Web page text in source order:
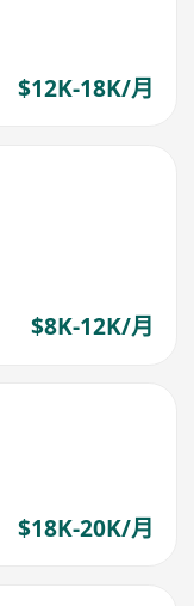
$12K-18K/月
$8K-12K/月
$18K-20K/月